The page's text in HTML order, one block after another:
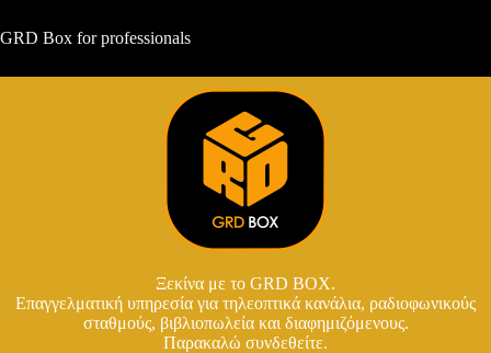
GRD Box for professionals
Ξεκίνα με το GRD BOX.
Επαγγελματική υπηρεσία για τηλεοπτικά κανάλια, ραδιοφωνικούς
σταθμούς, βιβλιοπωλεία και διαφημιζόμενους.
Παρακαλώ συνδεθείτε.